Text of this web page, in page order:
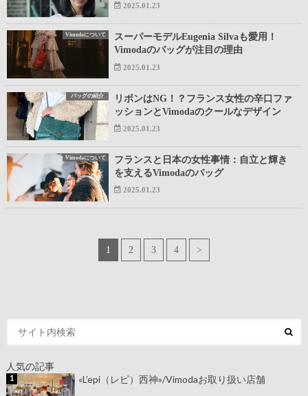
2025.01.23
Vimodaについて
スーパーモデルEugenia Silvaも愛用！
Vimodaのバッグが注目の理由
2025.01.23
バッグの紹介
リボンはNG！？フランス女性の辛口ファ
ッションとVimodaのクールなデザイン
2025.01.23
Vimodaについて
フランスと日本の女性事情：自立と輝き
を支えるVimodaのバッグ
2025.01.23
1 2 3 4 >
人気の記事
«L’epi（レピ）西神»/Vimodaお取り扱い店舗